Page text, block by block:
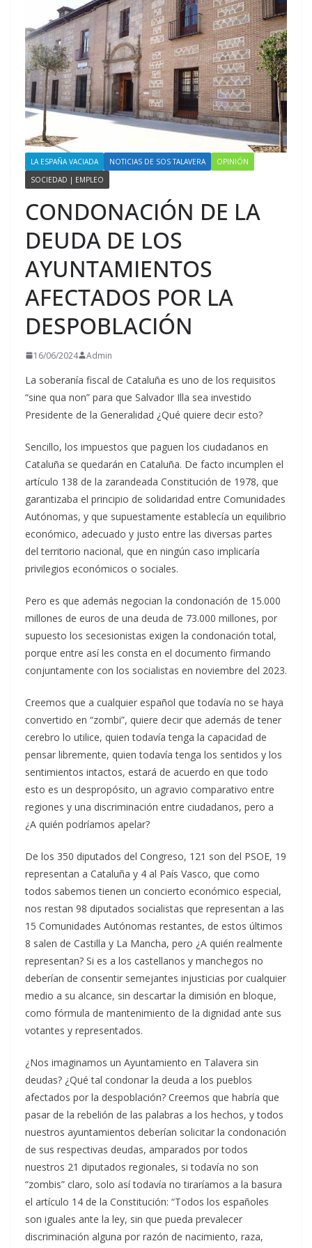
LA ESPAÑA VACIADA NOTICIAS DE SOS TALAVERA
OPINIÓN
SOCIEDAD | EMPLEO
CONDONACIÓN DE LA
DEUDA DE LOS
AYUNTAMIENTOS
AFECTADOS POR LA
DESPOBLACIÓN
16/06/2024 Admin
La soberanía fiscal de Cataluña es uno de los requisitos
“sine qua non” para que Salvador Illa sea investido
Presidente de la Generalidad ¿Qué quiere decir esto?
Sencillo, los impuestos que paguen los ciudadanos en
Cataluña se quedarán en Cataluña. De facto incumplen el
artículo 138 de la zarandeada Constitución de 1978, que
garantizaba el principio de solidaridad entre Comunidades
Autónomas, y que supuestamente establecía un equilibrio
económico, adecuado y justo entre las diversas partes
del territorio nacional, que en ningún caso implicaría
privilegios económicos o sociales.
Pero es que además negocian la condonación de 15.000
millones de euros de una deuda de 73.000 millones, por
supuesto los secesionistas exigen la condonación total,
porque entre así les consta en el documento firmando
conjuntamente con los socialistas en noviembre del 2023.
Creemos que a cualquier español que todavía no se haya
convertido en “zombi”, quiere decir que además de tener
cerebro lo utilice, quien todavía tenga la capacidad de
pensar libremente, quien todavía tenga los sentidos y los
sentimientos intactos, estará de acuerdo en que todo
esto es un despropósito, un agravio comparativo entre
regiones y una discriminación entre ciudadanos, pero a
¿A quién podríamos apelar?
De los 350 diputados del Congreso, 121 son del PSOE, 19
representan a Cataluña y 4 al País Vasco, que como
todos sabemos tienen un concierto económico especial,
nos restan 98 diputados socialistas que representan a las
15 Comunidades Autónomas restantes, de estos últimos
8 salen de Castilla y La Mancha, pero ¿A quién realmente
representan? Si es a los castellanos y manchegos no
deberían de consentir semejantes injusticias por cualquier
medio a su alcance, sin descartar la dimisión en bloque,
como fórmula de mantenimiento de la dignidad ante sus
votantes y representados.
¿Nos imaginamos un Ayuntamiento en Talavera sin
deudas? ¿Qué tal condonar la deuda a los pueblos
afectados por la despoblación? Creemos que habría que
pasar de la rebelión de las palabras a los hechos, y todos
nuestros ayuntamientos deberían solicitar la condonación
de sus respectivas deudas, amparados por todos
nuestros 21 diputados regionales, si todavía no son
“zombis” claro, solo así todavía no tiraríamos a la basura
el artículo 14 de la Constitución: “Todos los españoles
son iguales ante la ley, sin que pueda prevalecer
discriminación alguna por razón de nacimiento, raza,